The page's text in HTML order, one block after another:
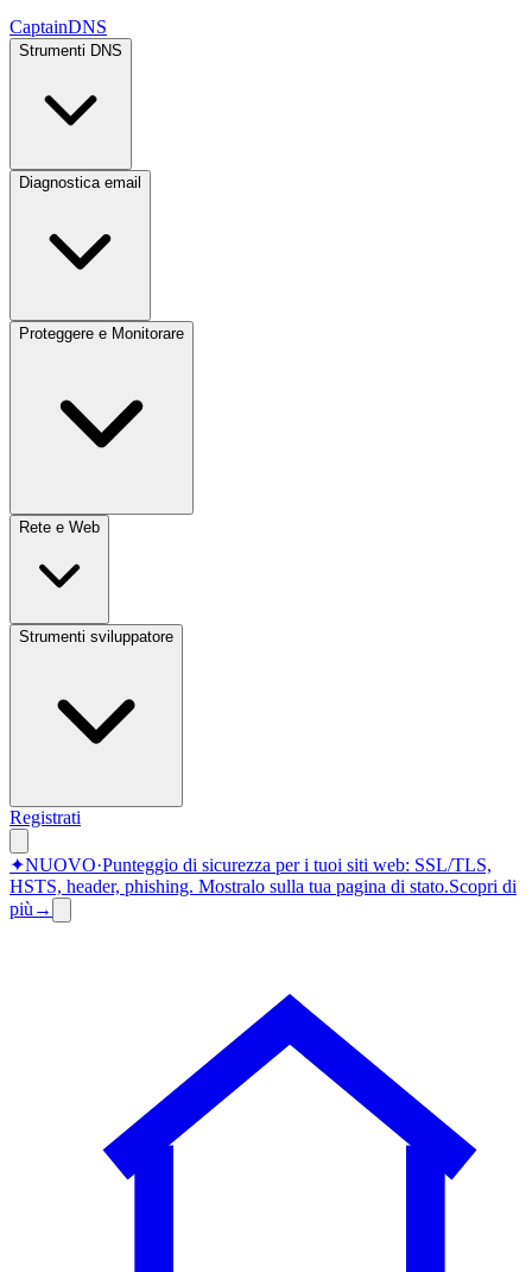
CaptainDNS
Strumenti DNS
Diagnostica email
Proteggere e Monitorare
Rete e Web
Strumenti sviluppatore
Registrati
✦NUOVO·Punteggio di sicurezza per i tuoi siti web: SSL/TLS,
HSTS, header, phishing. Mostralo sulla tua pagina di stato.Scopri di
più →